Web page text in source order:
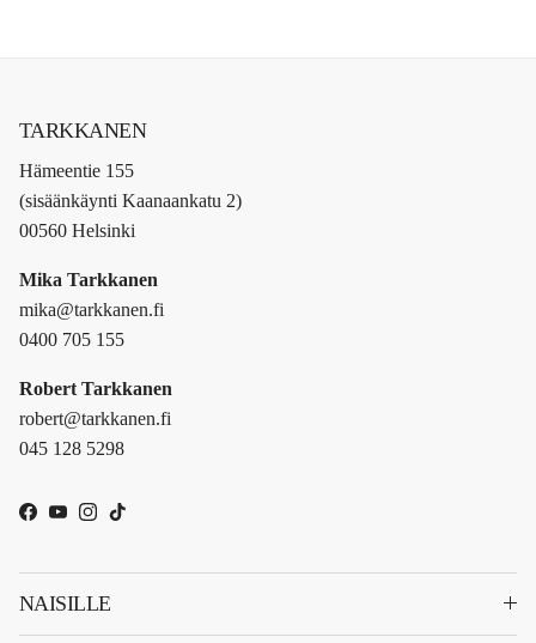
TARKKANEN
Hämeentie 155
(sisäänkäynti Kaanaankatu 2)
00560 Helsinki
Mika Tarkkanen
mika@tarkkanen.fi
0400 705 155
Robert Tarkkanen
robert@tarkkanen.fi
045 128 5298
Facebook
YouTube
Instagram
TikTok
NAISILLE